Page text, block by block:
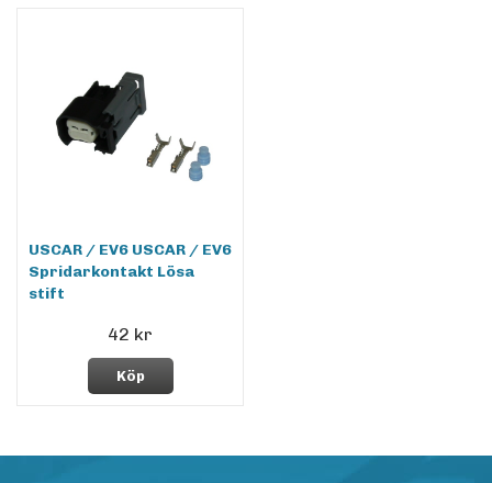
USCAR / EV6 USCAR / EV6
Spridarkontakt Lösa
stift
42 kr
Köp